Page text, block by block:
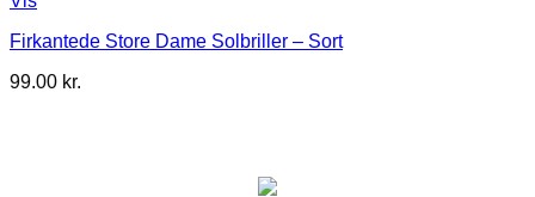
Firkantede Store Dame Solbriller – Sort
99.00 kr.